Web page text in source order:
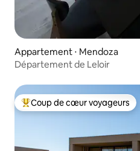
Appartement ⋅ Mendoza
Département de Leloir
Coups de cœur voyageurs les
Coup de cœur voyageurs